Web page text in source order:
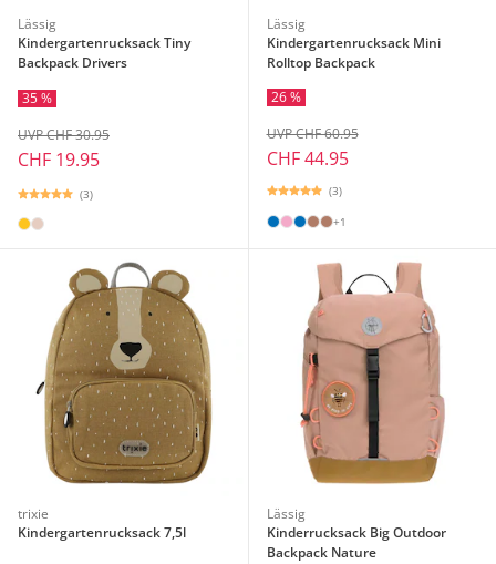
Lässig
Kindergartenrucksack Tiny
Backpack Drivers
35 %
CHF 19.95
UVP CHF 30.95
(3)
Lässig
Kindergartenrucksack Mini
Rolltop Backpack
26 %
CHF 44.95
UVP CHF 60.95
(3)
+1
trixie
Kindergartenrucksack 7,5l
Lässig
Kinderrucksack Big Outdoor
Backpack Nature